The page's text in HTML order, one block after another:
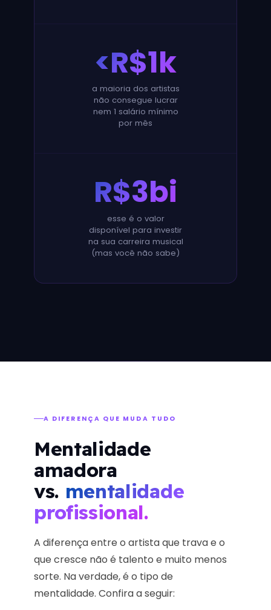
<R$1k
a maioria dos artistas
não consegue lucrar
nem 1 salário mínimo
por mês
R$3bi
esse é o valor
disponível para investir
na sua carreira musical
(mas você não sabe)
A DIFERENÇA QUE MUDA TUDO
Mentalidade
amadora
vs. mentalidade
profissional.
A diferença entre o artista que trava e o
que cresce não é talento e muito menos
sorte. Na verdade, é o tipo de
mentalidade. Confira a seguir: